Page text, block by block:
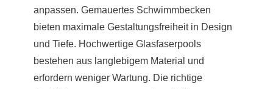
anpassen. Gemauertes Schwimmbecken
bieten maximale Gestaltungsfreiheit in Design
und Tiefe. Hochwertige Glasfaserpools
bestehen aus langlebigem Material und
erfordern weniger Wartung. Die richtige